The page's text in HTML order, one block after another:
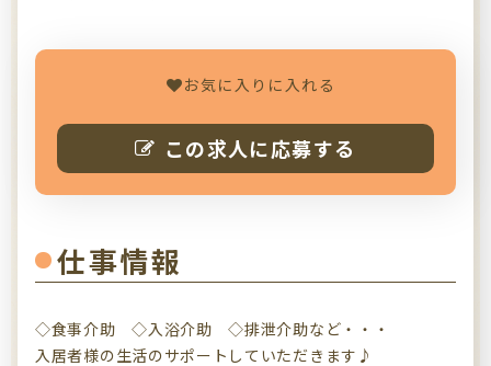
お気に入りに入れる
この求人に応募する
仕事情報
◇食事介助 ◇入浴介助 ◇排泄介助など・・・
入居者様の生活のサポートしていただきます♪